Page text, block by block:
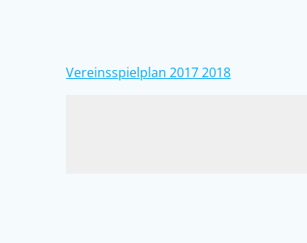
Vereinsspielplan 2017 2018